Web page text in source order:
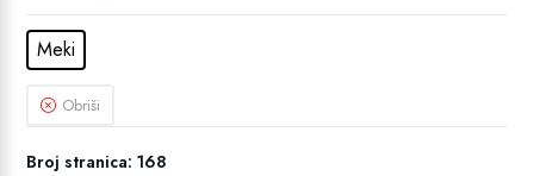
Meki
Obriši
Broj stranica: 168